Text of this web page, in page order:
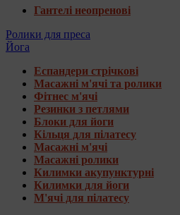
Гантелі неопренові
Ролики для преса
Йога
Еспандери стрічкові
Масажні м'ячі та ролики
Фітнес м'ячі
Резинки з петлями
Блоки для йоги
Кільця для пілатесу
Масажні м'ячі
Масажні ролики
Килимки акупунктурні
Килимки для йоги
М'ячі для пілатесу